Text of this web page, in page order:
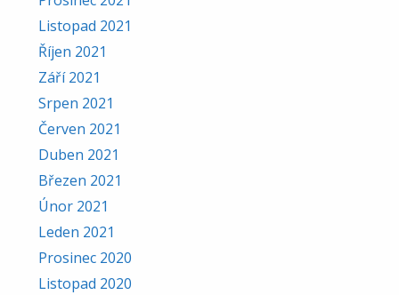
Listopad 2021
Říjen 2021
Září 2021
Srpen 2021
Červen 2021
Duben 2021
Březen 2021
Únor 2021
Leden 2021
Prosinec 2020
Listopad 2020